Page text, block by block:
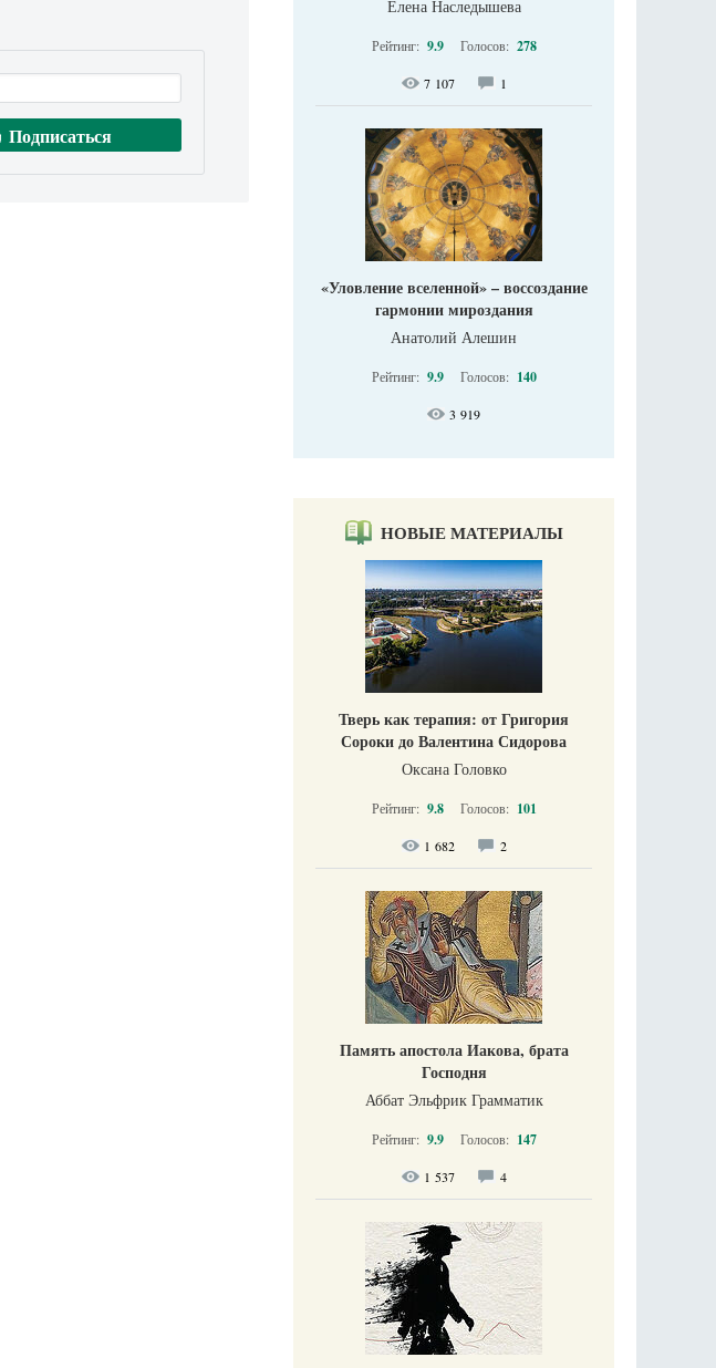
Елена Наследышева
Рейтинг: 9.9 Голосов: 278
7 107 1
«Уловление вселенной» – воссоздание
гармонии мироздания
Анатолий Алешин
Рейтинг: 9.9 Голосов: 140
3 919
НОВЫЕ МАТЕРИАЛЫ
Тверь как терапия: от Григория
Сороки до Валентина Сидорова
Оксана Головко
Рейтинг: 9.8 Голосов: 101
1 682 2
Память апостола Иакова, брата
Господня
Аббат Эльфрик Грамматик
Рейтинг: 9.9 Голосов: 147
1 537 4